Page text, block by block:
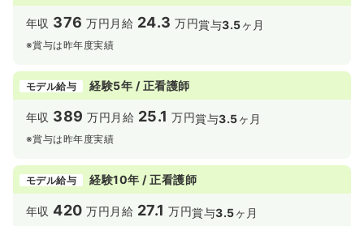
年収 376 万円 月給 24.3 万円賞与3.5ヶ月
※賞与は昨年度実績
モデル給与 経験5年 / 正看護師
年収 389 万円 月給 25.1 万円賞与3.5ヶ月
※賞与は昨年度実績
モデル給与 経験10年 / 正看護師
年収420 万円 月給 27.1 万円賞与3.5ヶ月